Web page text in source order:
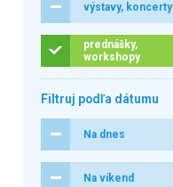
výstavy, koncerty
prednášky,
workshopy
Filtruj podľa dátumu
Na dnes
Na víkend